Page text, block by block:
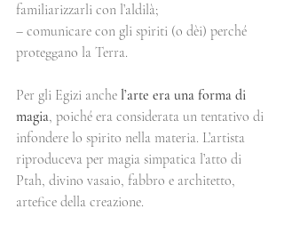
familiarizzarli con l’aldilà;
– comunicare con gli spiriti (o dèi) perché
proteggano la Terra.
Per gli Egizi anche l’arte era una forma di
magia, poiché era considerata un tentativo di
infondere lo spirito nella materia. L’artista
riproduceva per magia simpatica l’atto di
Ptah, divino vasaio, fabbro e architetto,
artefice della creazione.